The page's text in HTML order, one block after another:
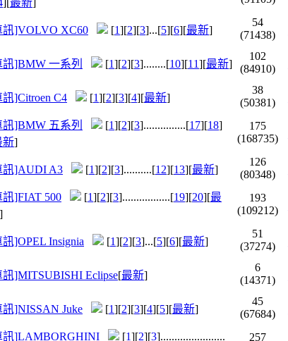
][最新]
訊]VOLVO XC60 [1][2][3]...[5][6][最新]
54
(71438)
訊]BMW 一系列 [1][2][3]........[10][11][最新]
102
(84910)
訊]Citroen C4 [1][2][3][4][最新]
38
(50381)
訊]BMW 五系列
[1][2][3]...............[17][18]
新]
175
(168735)
訊]AUDI A3 [1][2][3]..........[12][13][最新]
126
(80348)
訊]FIAT 500
[1][2][3].................[19][20][最
]
193
(109212)
訊]OPEL Insignia [1][2][3]...[5][6][最新]
51
(37274)
訊]MITSUBISHI Eclipse[最新]
6
(14371)
訊]NISSAN Juke [1][2][3][4][5][最新]
45
(67684)
訊]LAMBORGHINI
[1][2][3]....................... 257